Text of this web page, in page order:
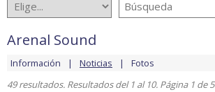
Arenal Sound
Información Noticias
Fotos
49 resultados. Resultados del 1 al 10. Página 1 de 5